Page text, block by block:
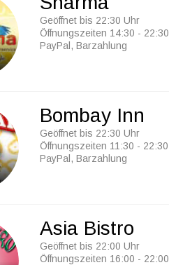
Geöffnet bis 22:30 Uhr
Öffnungszeiten 14:30 - 22:30
PayPal, Barzahlung
Bombay Inn
Geöffnet bis 22:30 Uhr
Öffnungszeiten 11:30 - 22:30
PayPal, Barzahlung
Asia Bistro
Geöffnet bis 22:00 Uhr
Öffnungszeiten 16:00 - 22:00